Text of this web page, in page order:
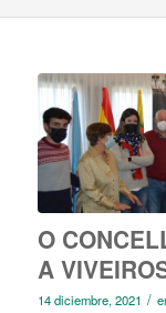
O
A
14 diciembre, 2021 /